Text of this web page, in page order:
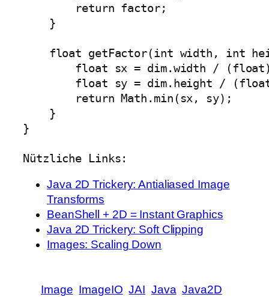
        return factor;
    }
float getFactor(int width, int
float sx = dim.width /
float sy = dim.height /
        return Math.min(sx, sy);
    }
}
Nützliche Links:
Java 2D Trickery: Antialiased Image
Transforms
BeanShell + 2D = Instant Graphics
Java 2D Trickery: Soft Clipping
Images: Scaling Down
Image ImageIO JAI Java Java2D